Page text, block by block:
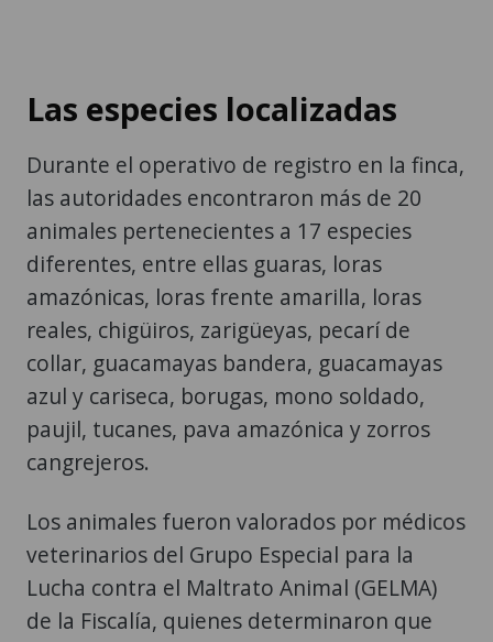
Las especies localizadas
Durante el operativo de registro en la finca,
las autoridades encontraron más de 20
animales pertenecientes a 17 especies
diferentes, entre ellas guaras, loras
amazónicas, loras frente amarilla, loras
reales, chigüiros, zarigüeyas, pecarí de
collar, guacamayas bandera, guacamayas
azul y cariseca, borugas, mono soldado,
paujil, tucanes, pava amazónica y zorros
cangrejeros.
Los animales fueron valorados por médicos
veterinarios del Grupo Especial para la
Lucha contra el Maltrato Animal (GELMA)
de la Fiscalía, quienes determinaron que